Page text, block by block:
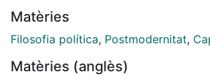
punto dicha doctrina coincide con los
filosóficos del capitalismo tardío; y
anticipación o de reciclaje) que se da
Matèries
Filosofia política, Postmodernitat,
Matèries (anglès)